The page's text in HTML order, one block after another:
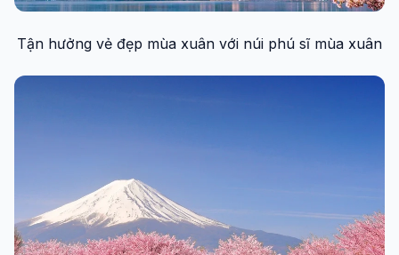
Tận hưởng vẻ đẹp mùa xuân với núi phú sĩ mùa xuân